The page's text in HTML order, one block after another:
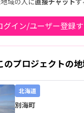
グイン/ユーザー登録
のプロジェクトの
北海道
別海町